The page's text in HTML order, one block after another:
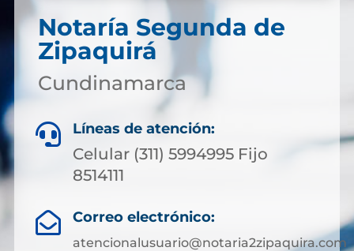
Notaría Segunda de
Zipaquirá
Cundinamarca
 Líneas de atención:
Celular (311) 5994995 Fijo
8514111
 Correo electrónico:
atencionalusuario@notaria2zipaquira.com